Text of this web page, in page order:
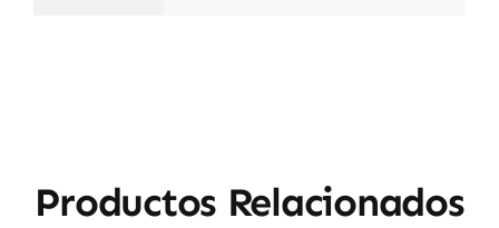
Productos Relacionados